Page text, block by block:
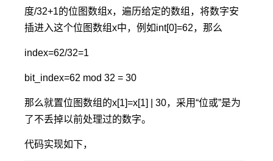
度/32+1的位图数组x，遍历给定的数组，将数字安
插进入这个位图数组x中，例如int[0]=62，那么
index=62/32=1
bit_index=62 mod 32 = 30
那么就置位图数组的x[1]=x[1] | 30，采用“位或”是为
了不丢掉以前处理过的数字。
代码实现如下，